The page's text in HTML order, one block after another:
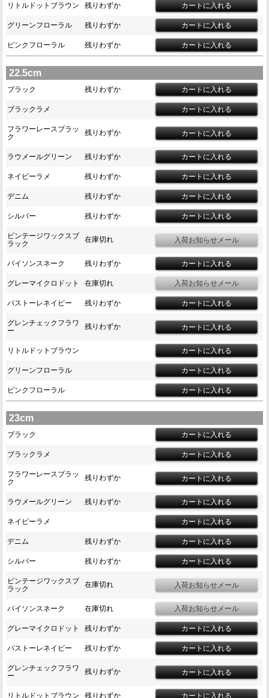
リトルドットブラウン 残りわずか
グリーンフローラル 残りわずか
ピンクフローラル 残りわずか
22.5cm
ブラック 残りわずか
ブラックラメ
フラワーレースブラッ
ク
残りわずか
ラウメールグリーン 残りわずか
ネイビーラメ 残りわずか
デニム 残りわずか
シルバー 残りわずか
ビンテージワックスブ
ラック
在庫切れ
パイソンスネーク 残りわずか
グレーマイクロドット 在庫切れ
パストーレネイビー 残りわずか
グレンチェックフラワ
ー
残りわずか
リトルドットブラウン
グリーンフローラル
ピンクフローラル
23cm
ブラック
ブラックラメ
フラワーレースブラッ
ク
残りわずか
ラウメールグリーン 残りわずか
ネイビーラメ
デニム 残りわずか
シルバー 残りわずか
ビンテージワックスブ
ラック
在庫切れ
パイソンスネーク 在庫切れ
グレーマイクロドット 残りわずか
パストーレネイビー 残りわずか
グレンチェックフラワ
ー
残りわずか
リトルドットブラウン 残りわずか